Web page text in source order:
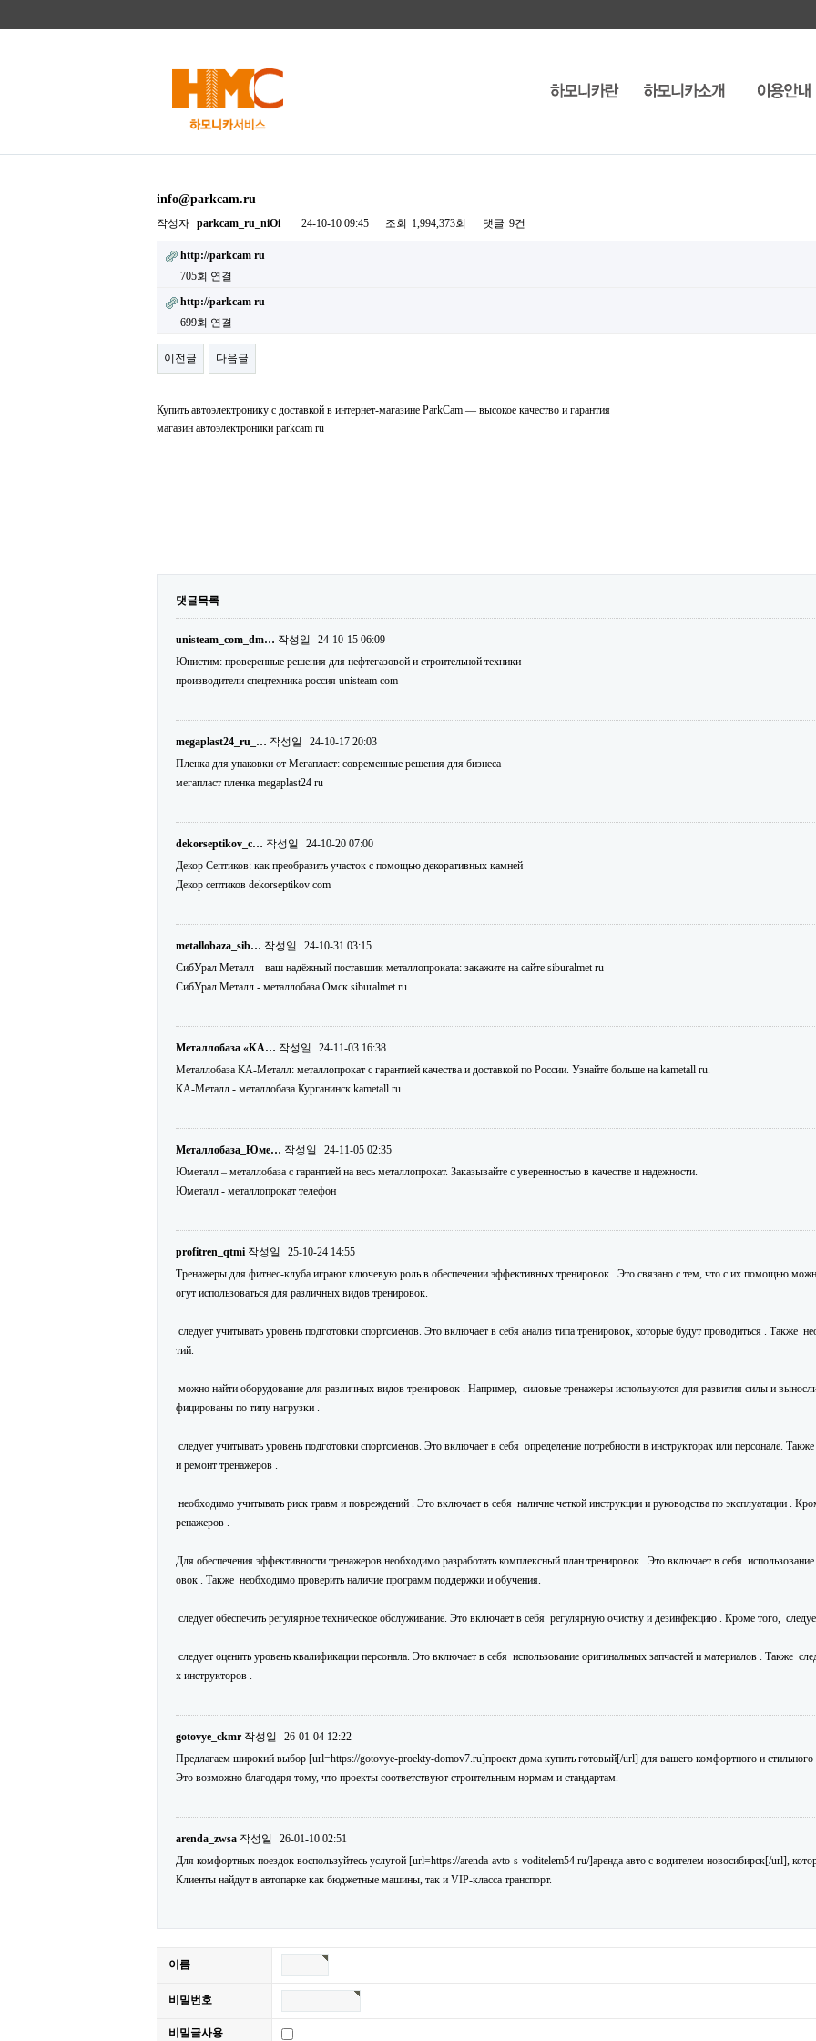
info@parkcam.ru
작성자 parkcam_ru_niOi 24-10-10 09:45 조회 1,994,373회 댓글 9건
http://parkcam ru
705회 연결
http://parkcam ru
699회 연결
이전글 다음글
Купить автоэлектронику с доставкой в интернет-магазине ParkCam — высокое качество и гарантия
магазин автоэлектроники parkcam ru
댓글목록
unisteam_com_dm… 작성일
24-10-15 06:09
Юнистим: проверенные решения для нефтегазовой и строительной техники
производители спецтехника россия unisteam com
megaplast24_ru_… 작성일
24-10-17 20:03
Пленка для упаковки от Мегапласт: современные решения для бизнеса
мегапласт пленка megaplast24 ru
dekorseptikov_c… 작성일
24-10-20 07:00
Декор Септиков: как преобразить участок с помощью декоративных камней
Декор септиков dekorseptikov com
metallobaza_sib… 작성일
24-10-31 03:15
СибУрал Металл – ваш надёжный поставщик металлопроката: закажите на сайте siburalmet ru
СибУрал Металл - металлобаза Омск siburalmet ru
Металлобаза «КА… 작성일
24-11-03 16:38
Металлобаза КА-Металл: металлопрокат с гарантией качества и доставкой по России. Узнайте больше на kametall ru.
КА-Металл - металлобаза Курганинск kametall ru
Металлобаза_Юме… 작성일
24-11-05 02:35
Юметалл – металлобаза с гарантией на весь металлопрокат. Заказывайте с уверенностью в качестве и надежности.
Юметалл - металлопрокат телефон
profitren_qtmi 작성일
25-10-24 14:55
Тренажеры для фитнес-клуба играют ключевую роль в обеспечении эффективных тренировок . Это связано с тем, что с их помощью
огут использоваться для различных видов тренировок.
следует учитывать уровень подготовки спортсменов. Это включает в себя анализ типа тренировок, которые будут проводиться . Также
тий.
можно найти оборудование для различных видов тренировок . Например, силовые тренажеры используются для развития силы и
фицированы по типу нагрузки .
следует учитывать уровень подготовки спортсменов. Это включает в себя определение потребности в инструкторах или персонале.
и ремонт тренажеров .
необходимо учитывать риск травм и повреждений . Это включает в себя наличие четкой инструкции и руководства по эксплуатации .
ренажеров .
Для обеспечения эффективности тренажеров необходимо разработать комплексный план тренировок . Это включает в себя
овок . Также необходимо проверить наличие программ поддержки и обучения.
следует обеспечить регулярное техническое обслуживание. Это включает в себя регулярную очистку и дезинфекцию . Кроме того,
следует оценить уровень квалификации персонала. Это включает в себя использование оригинальных запчастей и материалов . Также
х инструкторов .
gotovye_ckmr 작성일
26-01-04 12:22
Предлагаем широкий выбор [url=https://gotovye-proekty-domov7.ru]проект дома купить готовый[/url] для вашего комфортного и стильного
Это возможно благодаря тому, что проекты соответствуют строительным нормам и стандартам.
arenda_zwsa 작성일
26-01-10 02:51
Для комфортных поездок воспользуйтесь услугой [url=https://arenda-avto-s-voditelem54.ru/]аренда авто с водителем новосибирск[/url],
Клиенты найдут в автопарке как бюджетные машины, так и VIP-класса транспорт.
이름
비밀번호
비밀글사용